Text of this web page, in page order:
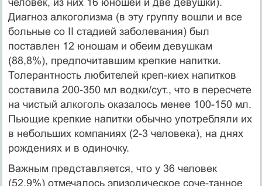
Диагноз алкоголизма (в эту группу вошли и все
больные со II стадией заболевания) был
поставлен 12 юношам и обеим девушкам
(88,8%), предпочитавшим крепкие напитки.
Толерантность любителей креп-киех напитков
составила 200-350 мл водки/сут., что в пересчете
на чистый алкоголь ока­залось менее 100-150 мл.
Пьющие крепкие напитки обычно употребляли их
в небольших компаниях (2-3 человека), на днях
рождениях и в одиночку.
Важным представляется, что у 36 человек
(52,9%) отмечалось эпизодическое соче-танное